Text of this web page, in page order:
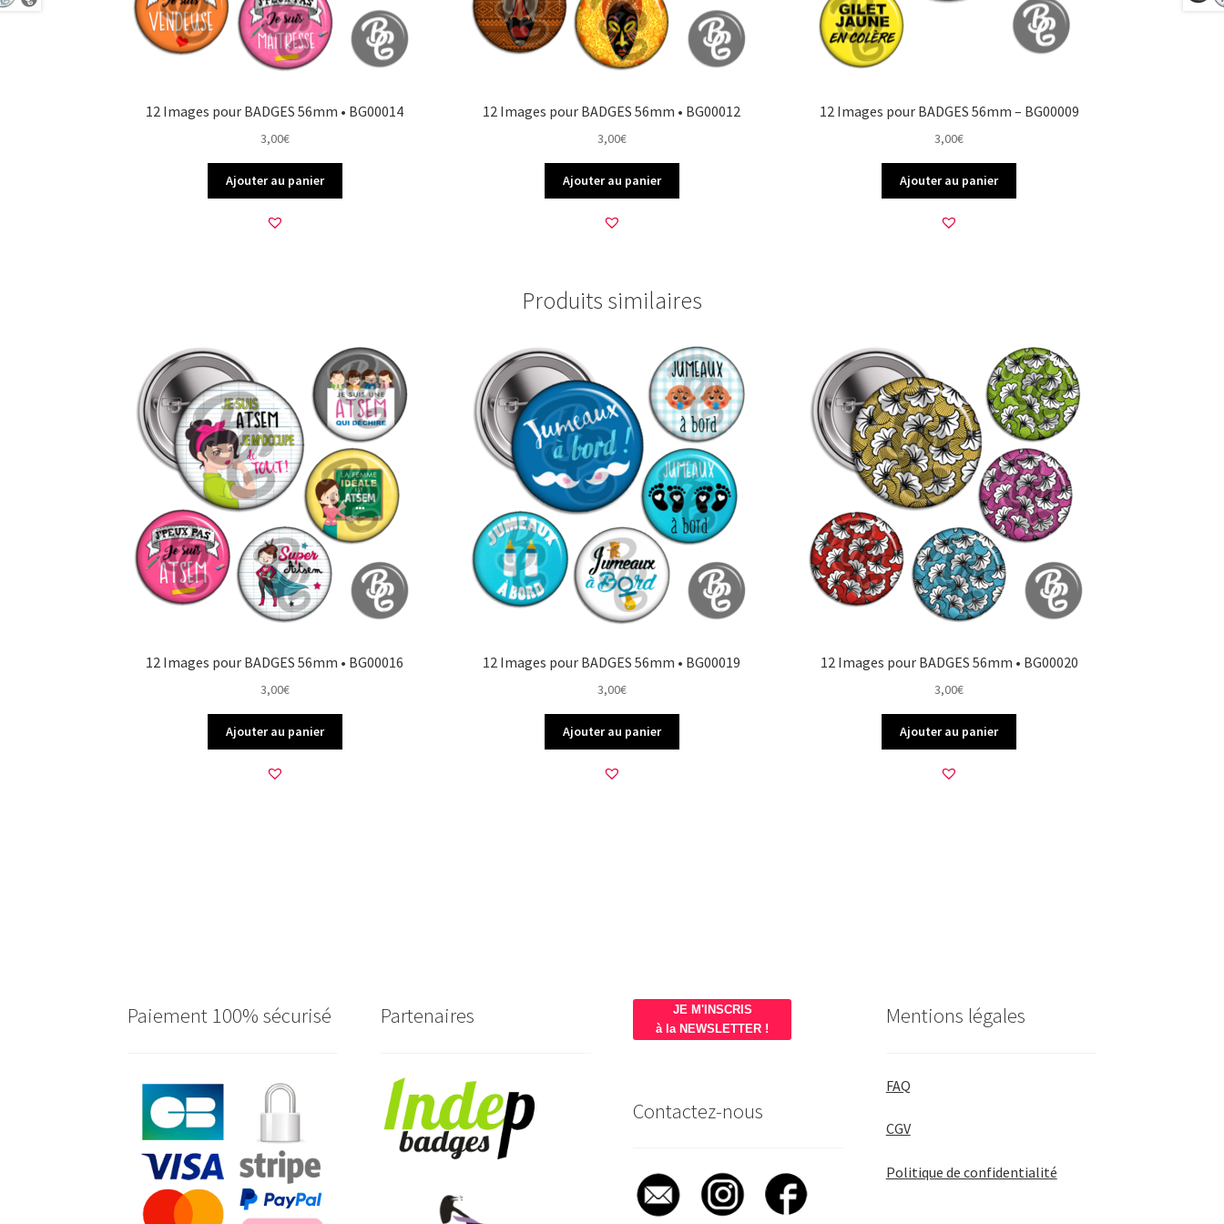
12 Images pour BADGES 56mm • BG00014
3,00€
Ajouter au panier
12 Images pour BADGES 56mm • BG00012
3,00€
Ajouter au panier
12 Images pour BADGES 56mm – BG00009
3,00€
Ajouter au panier
Produits similaires
12 Images pour BADGES 56mm • BG00016
3,00€
Ajouter au panier
12 Images pour BADGES 56mm • BG00019
3,00€
Ajouter au panier
12 Images pour BADGES 56mm • BG00020
3,00€
Ajouter au panier
Paiement 100% sécurisé Partenaires
JE M'INSCRIS
à la NEWSLETTER !
Contactez-nous
Mentions légales
FAQ
CGV
Politique de confidentialité